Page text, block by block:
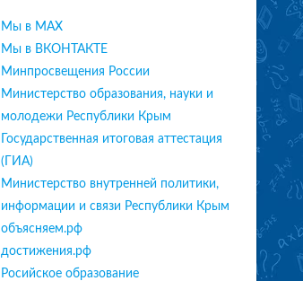
Мы в МАХ
Мы в ВКОНТАКТЕ
Минпросвещения России
Министерство образования, науки и
молодежи Республики Крым
Государственная итоговая аттестация
(ГИА)
Министерство внутренней политики,
информации и связи Республики Крым
объясняем.рф
достижения.рф
Росийское образование